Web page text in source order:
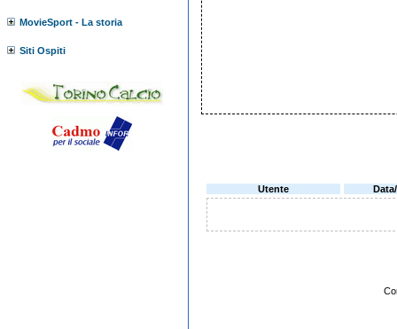
MovieSport - La storia
Siti Ospiti
Utente